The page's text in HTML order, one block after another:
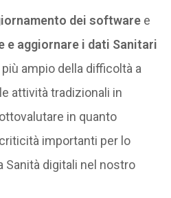
dei software e
e aggiornare i dati Sanitari
ampio della difficoltà a
attività tradizionali in
in quanto
importanti per lo
Sanità digitali nel nostro